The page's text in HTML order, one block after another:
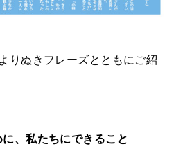
りぬきフレーズとともにご紹
、私たちにできること